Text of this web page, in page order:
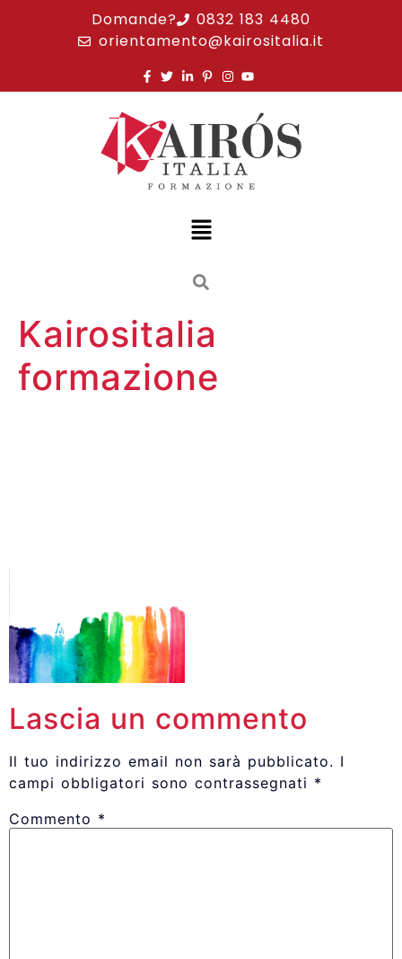
Domande?
0832 183 4480
orientamento@kairositalia.it
Kairositalia
formazione
Lascia un commento
Il tuo indirizzo email non sarà pubblicato. I
campi obbligatori sono contrassegnati *
Commento *